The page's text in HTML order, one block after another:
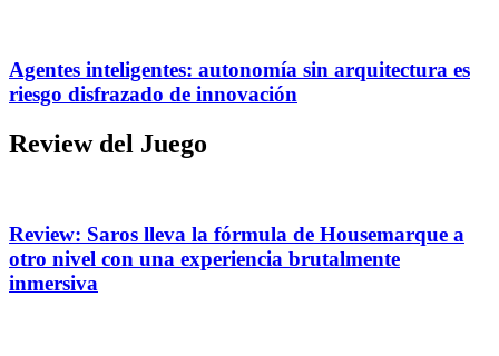
Agentes inteligentes: autonomía sin arquitectura es
riesgo disfrazado de innovación
Review del Juego
Review: Saros lleva la fórmula de Housemarque a
otro nivel con una experiencia brutalmente
inmersiva